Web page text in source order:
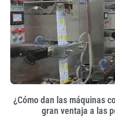
¿Cómo dan las máquinas
gran ventaja a las